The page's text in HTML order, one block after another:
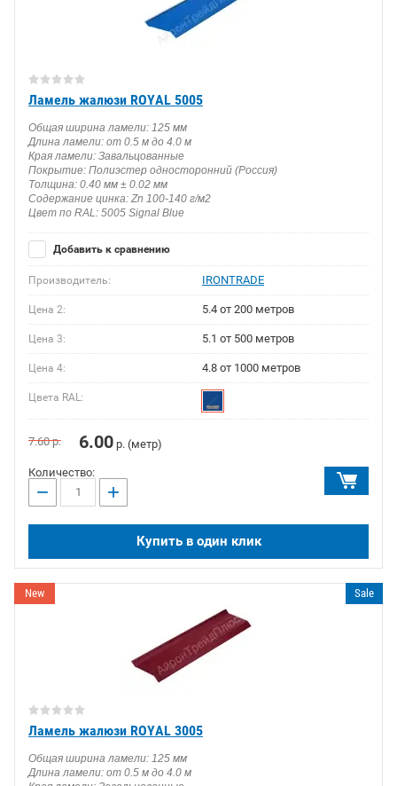
Ламель жалюзи ROYAL 5005
Общая ширина ламели: 125 мм
Длина ламели: от 0.5 м до 4.0 м
Края ламели: Завальцованные
Покрытие: Полиэстер односторонний (Россия)
Толщина: 0.40 мм ± 0.02 мм
Содержание цинка: Zn 100-140 г/м2
Цвет по RAL: 5005 Signal Blue
Добавить к сравнению
Производитель: IRONTRADE
Цена 2: 5.4 от 200 метров
Цена 3: 5.1 от 500 метров
Цена 4: 4.8 от 1000 метров
Цвета RAL:
7.60р. 6.00 р. (метр)
Количество:
− +
Купить в один клик
New Sale
Ламель жалюзи ROYAL 3005
Общая ширина ламели: 125 мм
Длина ламели: от 0.5 м до 4.0 м